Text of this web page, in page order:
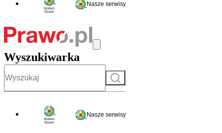
Nasze serwisy
Wyszukiwarka
Szukaj
Nasze serwisy